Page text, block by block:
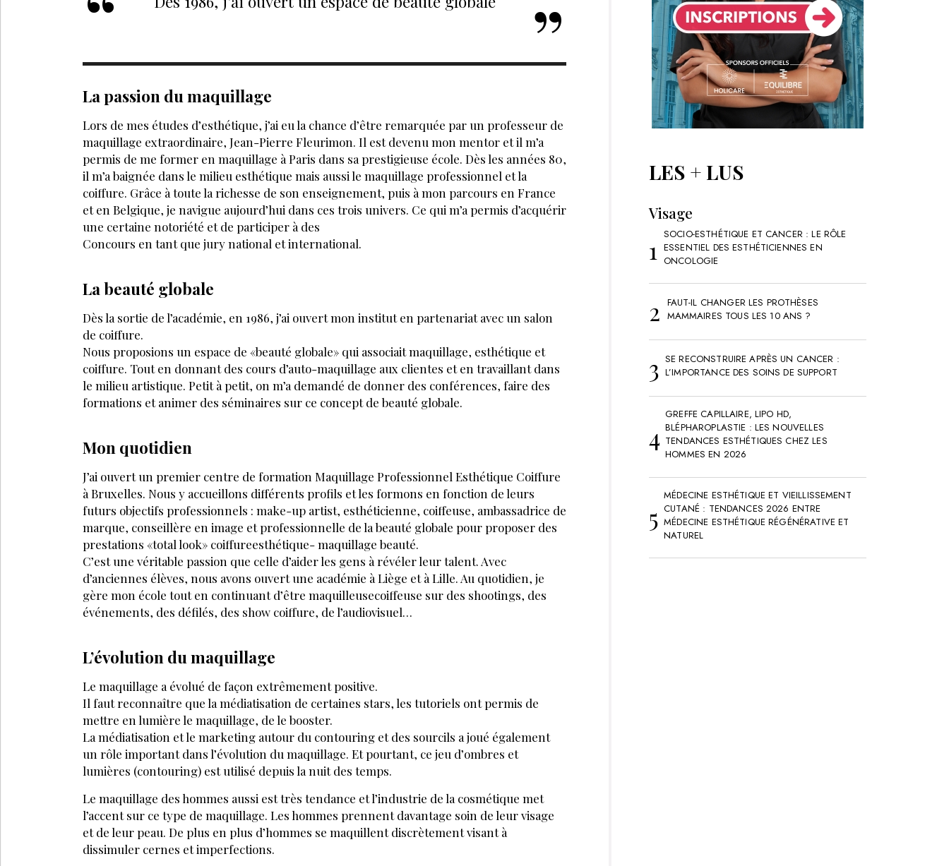
Bénéficiez de tarifs préférentiels sur nos produits et
évènements
JE M’ABONNE
Quel est le secret d'un beau maquillage ?
Le maquillage est-il une véritable passion ?
Quelles sont les 4 caractéristiques du maquillage pour le choix des couleurs ?
PARTAGEZ SUR :
PAR
LAURE
JEANDEMANGE
RÉDACTRICE EN CHEF LES NOUVELLES
ESTHÉTIQUES
J’ACHÈTE CE MAGAZINE
À DÉCOUVRIR AUSSI :
LES + LUS
Visage
SOCIO-ESTHÉTIQUE ET CANCER : LE RÔLE
ESSENTIEL DES ESTHÉTICIENNES EN
ONCOLOGIE
FAUT-IL CHANGER LES PROTHÈSES
MAMMAIRES TOUS LES 10 ANS ?
SE RECONSTRUIRE APRÈS UN CANCER :
L’IMPORTANCE DES SOINS DE SUPPORT
GREFFE CAPILLAIRE, LIPO HD,
BLÉPHAROPLASTIE : LES NOUVELLES
TENDANCES ESTHÉTIQUES CHEZ LES
HOMMES EN 2026
MÉDECINE ESTHÉTIQUE ET VIEILLISSEMENT
CUTANÉ : TENDANCES 2026 ENTRE
MÉDECINE ESTHÉTIQUE RÉGÉNÉRATIVE ET
NATUREL